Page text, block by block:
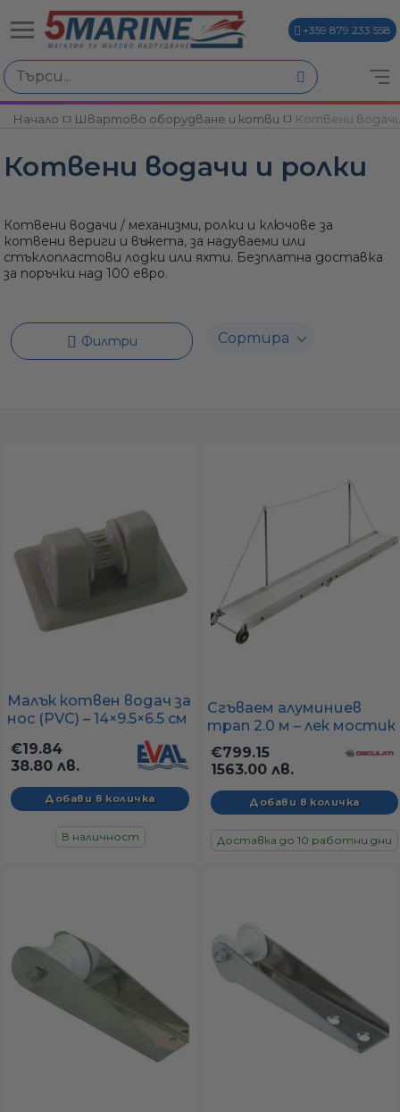
+359 879 233 558
Избери по
Начало Швартово оборудване и котви Котвени
Котвени водачи и ролки
Котвени водачи / механизми, ролки и ключове за
котвени вериги и въжета, за надуваеми или
стъклопластови лодки или яхти. Безплатна доставка
за поръчки над 100 евро.
Филтри
Малък котвен водач за
нос (PVC) – 14×9.5×6.5 см
€19.84
38.80 лв.
В наличност
Сгъваем алуминиев
трап 2.0 м – лек мостик
за качване на борда
€799.15
1563.00 лв.
Доставка до 10 работни дни